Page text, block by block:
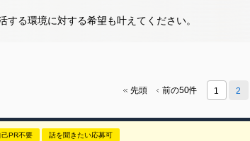
る環境に対する希望も叶えてください。
先頭 前の50件 1 2
己PR不要 話を聞きたい応募可